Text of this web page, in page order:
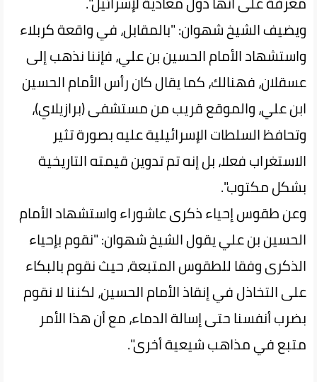
ويضيف الشيخ شهوان: "بالمقابل، في واقعة كربلاء
واستشهاد الأمام الحسين بن علي، فإننا نذهب إلى
عسقلان، فهنالك، كما يقال كان رأس الأمام الحسين
ابن علي، والموقع قريب من مستشفى (برازيلاي)،
وتحافظ السلطات الإسرائيلية عليه بصورة تثير
الاستغراب فعلا، بل إنه تم تدوين قيمته التاريخية
بشكل مكتوب".
وعن طقوس إحياء ذكرى عاشوراء واستشهاد الأمام
الحسين بن علي يقول الشيخ شهوان: "نقوم بإحياء
الذكرى وفقا للطقوس المتبعة، حيث نقوم بالبكاء
على التخاذل في إنقاذ الأمام الحسين، لكننا لا نقوم
بضرب أنفسنا حتى إسالة الدماء، مع أن هذا الأمر
متبع في مذاهب شيعية أخرى".